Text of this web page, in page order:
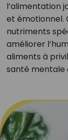
l’alimentation
et émotionnel.
nutriments
améliorer
aliments à
santé mentale